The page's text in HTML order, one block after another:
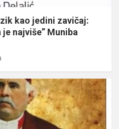
kao jedini zavičaj:
najviše” Muniba